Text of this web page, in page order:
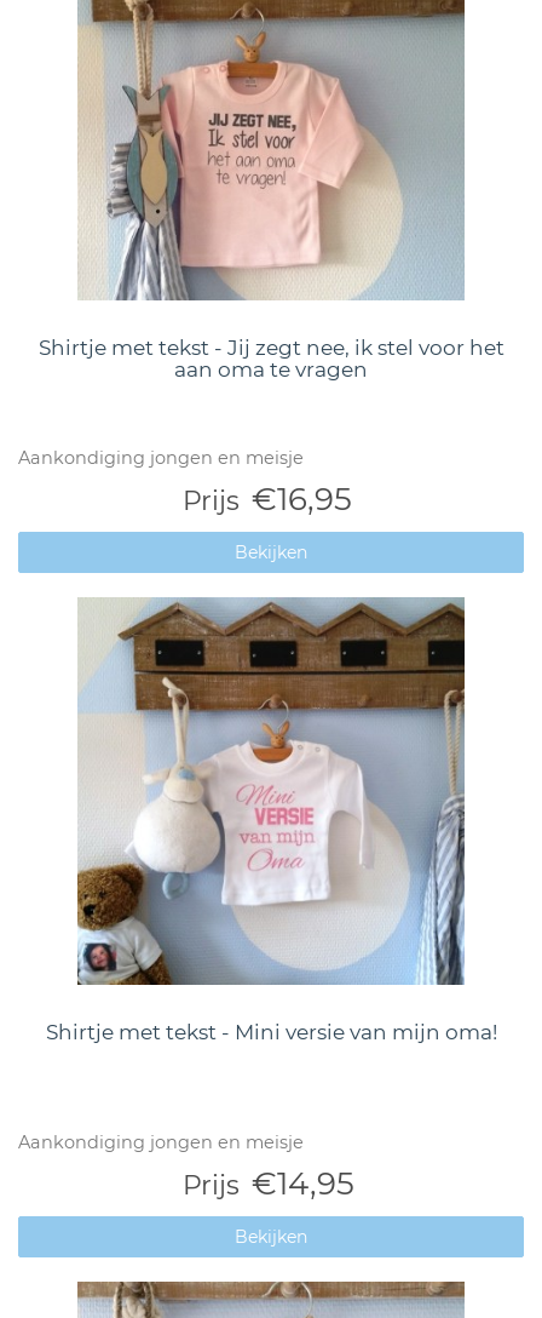
Shirtje met tekst - Jij zegt nee, ik stel voor het
aan oma te vragen
Aankondiging jongen en meisje
Prijs €16,95
Bekijken
Shirtje met tekst - Mini versie van mijn oma!
Aankondiging jongen en meisje
Prijs €14,95
Bekijken